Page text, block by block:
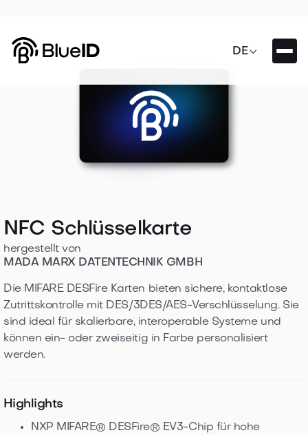
DE
NFC Schlüsselkarte
hergestellt von
MADA MARX DATENTECHNIK GMBH
Die MIFARE DESFire Karten bieten sichere, kontaktlose
Zutrittskontrolle mit DES/3DES/AES-Verschlüsselung. Sie
sind ideal für skalierbare, interoperable Systeme und
können ein- oder zweiseitig in Farbe personalisiert
werden.
Highlights
NXP MIFARE® DESFire® EV3-Chip für hohe